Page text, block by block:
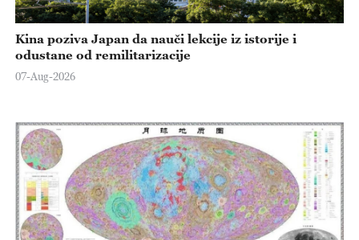
Kina poziva Japan da nauči lekcije iz istorije i
odustane od remilitarizacije
07-Aug-2026